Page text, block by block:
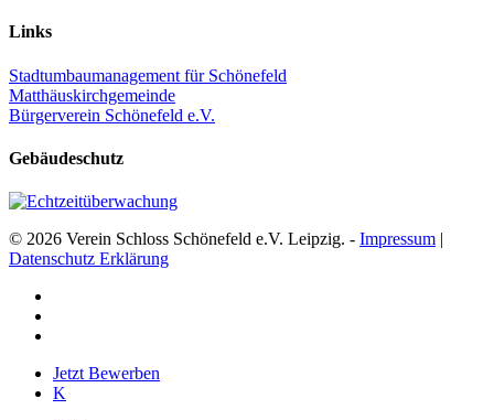
Links
Stadtumbaumanagement für Schönefeld
Matthäuskirchgemeinde
Bürgerverein Schönefeld e.V.
Gebäudeschutz
© 2026 Verein Schloss Schönefeld e.V. Leipzig. - Impressum |
Datenschutz Erklärung
Close
Menu
Jetzt Bewerben
K